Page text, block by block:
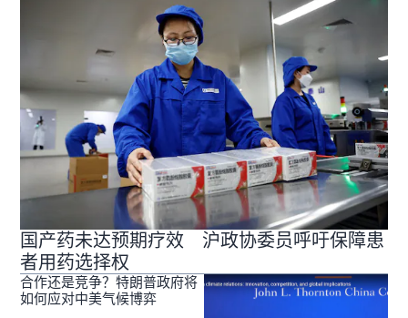
国产药未达预期疗效 沪政协委员呼吁保障患
者用药选择权
合作还是竞争？特朗普政府将
如何应对中美气候博弈